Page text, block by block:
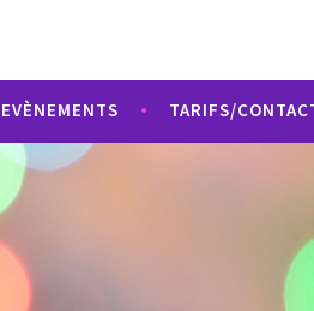
EVÈNEMENTS TARIFS/